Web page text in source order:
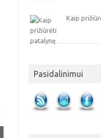
Kaip
Pasidalinimui